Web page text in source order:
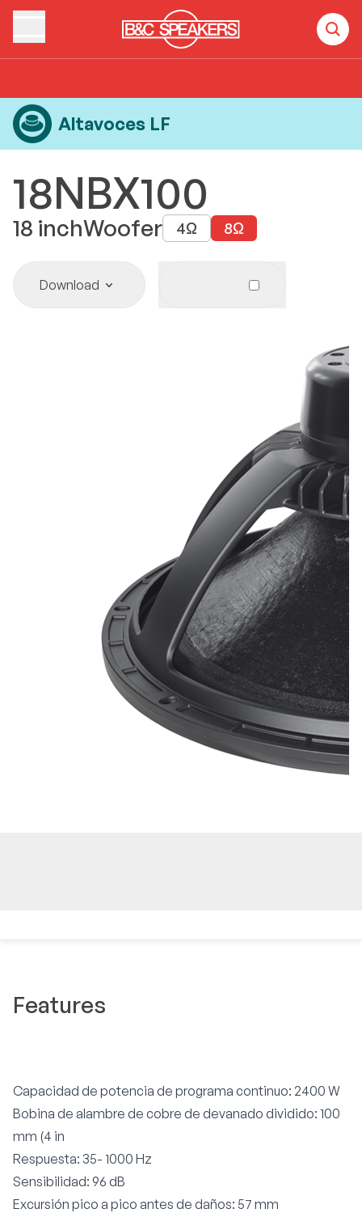
Altavoces LF
18NBX100
18 inchWoofer 4Ω 8Ω
Download
Features
Capacidad de potencia de programa continuo: 2400 W
Bobina de alambre de cobre de devanado dividido: 100
mm (4 in
Respuesta: 35- 1000 Hz
Sensibilidad: 96 dB
Excursión pico a pico antes de daños: 57 mm